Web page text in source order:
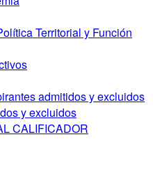
Territorial y Función
admitidos y excluidos
y excluidos
CALIFICADOR